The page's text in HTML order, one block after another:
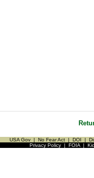
USA Gov | No Fear Act | DOI |
Privacy Policy| FOIA|